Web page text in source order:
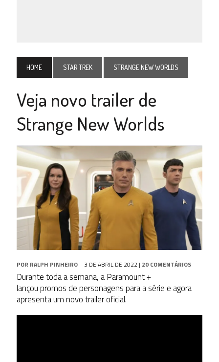
HOME STAR TREK STRANGE NEW WORLDS
Veja novo trailer de
Strange New Worlds
POR RALPH PINHEIRO 3 DE ABRIL DE 2022 | 20 COMENTÁRIOS
Durante toda a semana, a Paramount +
lançou promos de personagens para a série e agora
apresenta um novo trailer oficial.